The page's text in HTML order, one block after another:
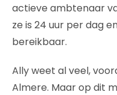
actieve ambtenaar
ze is 24 uur per dag
bereikbaar.
Ally weet al veel,
Almere. Maar op dit